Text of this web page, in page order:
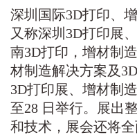
深圳国际3D打印、
又称深圳3D打印展
南3D打印，增材制
材制造解决方案及
3D打印展、增材制
至28 日举行。展出
和技术，展会还将